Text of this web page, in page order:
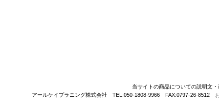
当サイトの商品についての説明文
アールケイプラニング株式会社 TEL:050-1808-9966 FAX:0797-26-8512